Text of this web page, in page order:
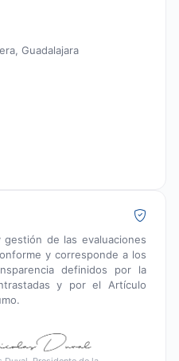
Guadalajara
de las evaluaciones
y corresponde a los
definidos por la
y por el Artículo